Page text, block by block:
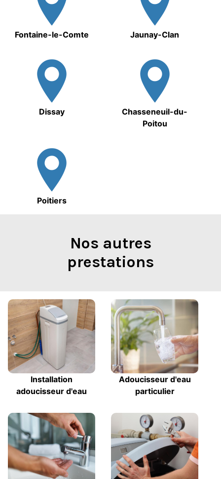
Fontaine-le-Comte Jaunay-Clan
Dissay
Chasseneuil-du-
Poitou
Poitiers
Nos autres
prestations
Installation
adoucisseur d'eau
Adoucisseur d'eau
particulier